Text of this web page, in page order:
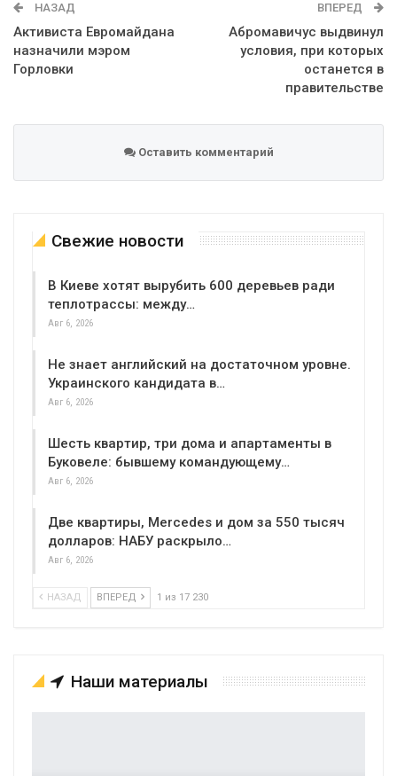
НАЗАД
Активиста Евромайдана
назначили мэром
Горловки
ВПЕРЕД
Абромавичус выдвинул
условия, при которых
останется в
правительстве
Оставить комментарий
Свежие новости
В Киеве хотят вырубить 600 деревьев ради
теплотрассы: между…
Авг 6, 2026
Не знает английский на достаточном уровне.
Украинского кандидата в…
Авг 6, 2026
Шесть квартир, три дома и апартаменты в
Буковеле: бывшему командующему…
Авг 6, 2026
Две квартиры, Mercedes и дом за 550 тысяч
долларов: НАБУ раскрыло…
Авг 6, 2026
НАЗАД ВПЕРЕД 1 из 17 230
Наши материалы